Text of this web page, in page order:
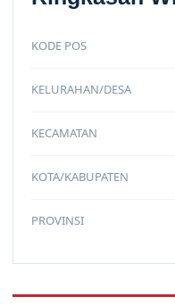
KODE POS
KELURAHAN/DESA
KECAMATAN
KOTA/KABUPATEN
PROVINSI